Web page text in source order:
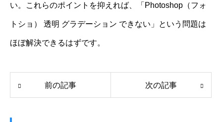
い。これらのポイントを抑えれば、「Photoshop（フォ
トショ） 透明 グラデーション できない」という問題は
ほぼ解決できるはずです。
前の記事 次の記事